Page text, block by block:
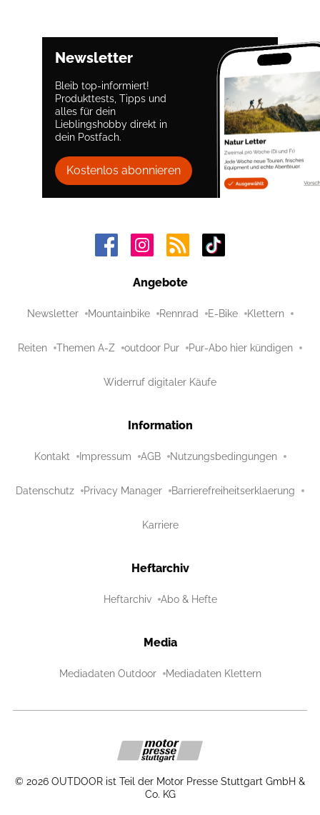
Newsletter
Bleib top-informiert!
Produkttests, Tipps und
alles für dein
Lieblingshobby direkt in
dein Postfach.
Kostenlos abonnieren
Angebote
Newsletter Mountainbike Rennrad E-Bike Klettern
Reiten Themen A-Z outdoor Pur Pur-Abo hier kündigen
Widerruf digitaler Käufe
Information
Kontakt Impressum AGB Nutzungsbedingungen
Datenschutz Privacy Manager Barrierefreiheitserklaerung
Karriere
Heftarchiv
Heftarchiv Abo & Hefte
Media
Mediadaten Outdoor Mediadaten Klettern
© 2026 OUTDOOR ist Teil der Motor Presse Stuttgart GmbH &
Co. KG